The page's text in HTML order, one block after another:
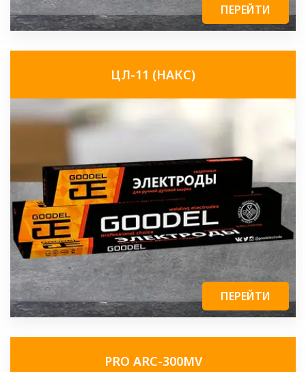
ПЕРЕЙТИ
ЦЛ-11 (НАКС)
ПЕРЕЙТИ
PRO ARC-300MV